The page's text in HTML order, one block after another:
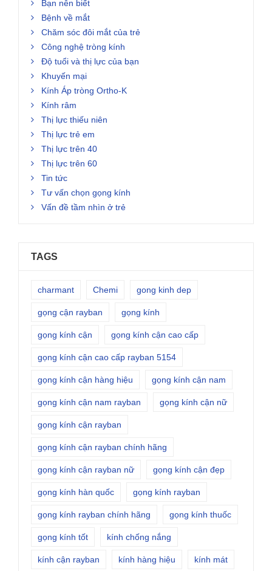
Bạn nên biết
Bệnh về mắt
Chăm sóc đôi mắt của trẻ
Công nghệ tròng kính
Độ tuổi và thị lực của bạn
Khuyến mại
Kính Áp tròng Ortho-K
Kính râm
Thị lực thiếu niên
Thị lực trẻ em
Thị lực trên 40
Thị lực trên 60
Tin tức
Tư vấn chọn gọng kính
Vấn đề tầm nhìn ở trẻ
TAGS
charmant Chemi gong kinh dep
gọng cận rayban gọng kính
gọng kính cận gọng kính cận cao cấp
gọng kính cận cao cấp rayban 5154
gọng kính cận hàng hiệu gọng kính cận nam
gọng kính cận nam rayban gọng kính cận nữ
gọng kính cận rayban
gọng kính cận rayban chính hãng
gọng kính cận rayban nữ gọng kính cận đẹp
gọng kính hàn quốc gọng kính rayban
gọng kính rayban chính hãng gọng kính thuốc
gọng kính tốt kính chống nắng
kính cận rayban kính hàng hiệu kính mát